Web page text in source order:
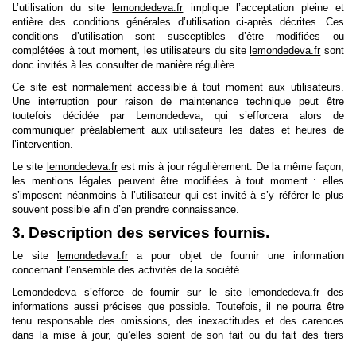
L’utilisation du sitelemondedeva.frimplique l’acceptation pleine et
entière des conditions générales d’utilisation ci-après décrites. Ces
conditions d’utilisation sont susceptibles d’être modifiées ou
complétées à tout moment, les utilisateurs du sitelemondedeva.frsont
donc invités à les consulter de manière régulière.
Ce site est normalement accessible à tout moment aux utilisateurs.
Une interruption pour raison de maintenance technique peut être
toutefois décidée par Lemondedeva, qui s’efforcera alors de
communiquer préalablement aux utilisateurs les dates et heures de
l’intervention.
Le site lemondedeva.frest mis à jour régulièrement. De la même façon,
les mentions légales peuvent être modifiées à tout moment : elles
s’imposent néanmoins à l’utilisateur qui est invité à s’y référer le plus
souvent possible afin d’en prendre connaissance.
3. Description des services fournis.
Le site lemondedeva.fra pour objet de fournir une information
concernant l’ensemble des activités de la société.
Lemondedeva s’efforce de fournir sur le sitelemondedeva.frdes
informations aussi précises que possible. Toutefois, il ne pourra être
tenu responsable des omissions, des inexactitudes et des carences
dans la mise à jour, qu’elles soient de son fait ou du fait des tiers